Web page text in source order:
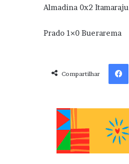
Almadina 0x2 Itamaraju
Prado 1×0 Buerarema
Compartilhar